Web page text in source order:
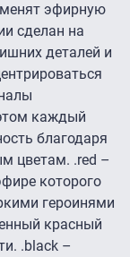
эфирную
сделан на
деталей и
каждый
благодаря
цветам. .red –
которого
героинями
красный
.black –